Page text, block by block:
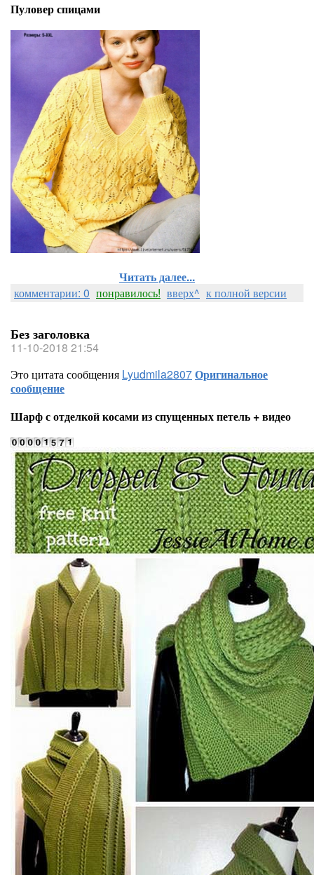
Пуловер спицами
Читать далее...
комментарии: 0 понравилось! вверх^ к полной версии
Без заголовка
11-10-2018 21:54
Это цитата сообщения Lyudmila2807Оригинальное
сообщение
Шарф с отделкой косами из спущенных петель + видео